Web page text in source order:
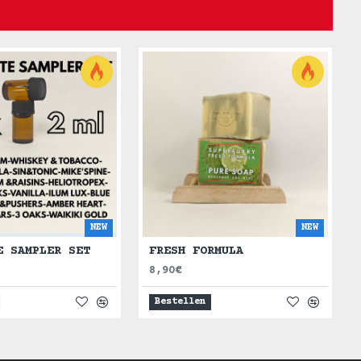
NEW
SAMPLER SET
NEW
FRESH FORMULA
8,90€
Bestellen